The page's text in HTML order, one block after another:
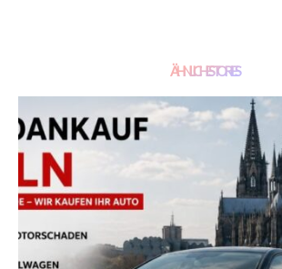
ÄHNLICHE STORIES